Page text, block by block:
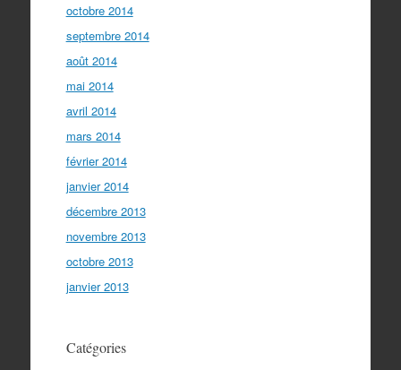
octobre 2014
septembre 2014
août 2014
mai 2014
avril 2014
mars 2014
février 2014
janvier 2014
décembre 2013
novembre 2013
octobre 2013
janvier 2013
Catégories